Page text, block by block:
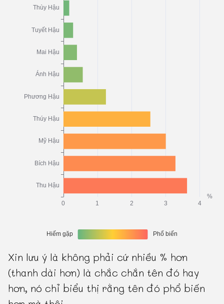
Xin lưu ý là không phải cứ nhiều % hơn
(thanh dài hơn) là chắc chắn tên đó hay
hơn, nó chỉ biểu thị rằng tên đó phổ biến